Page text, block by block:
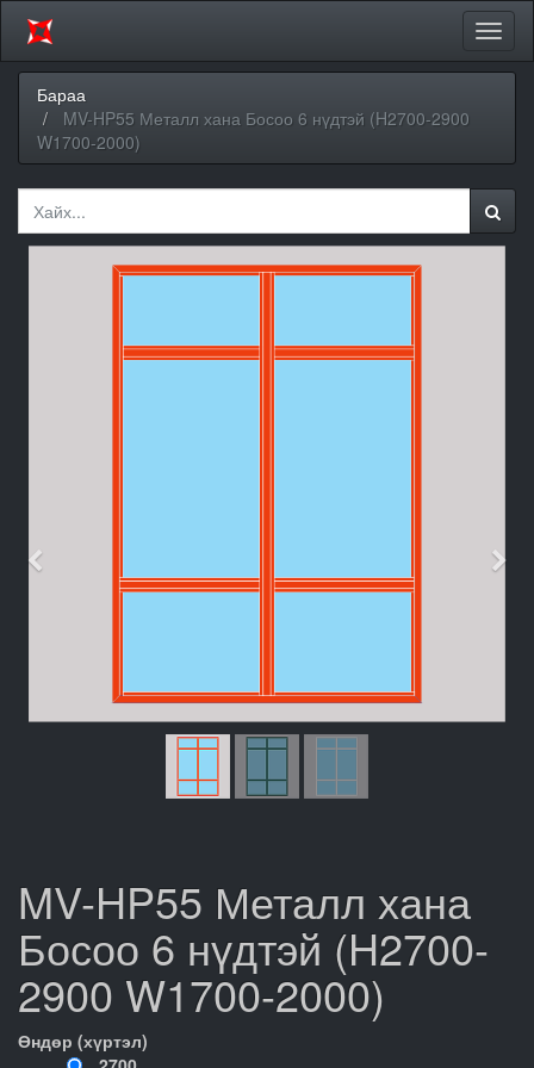
Бараа
MV-HP55 Металл хана Босоо 6 нүдтэй (H2700-2900
W1700-2000)
MV-HP55 Металл хана
Босоо 6 нүдтэй (H2700-
2900 W1700-2000)
Өндөр (хүртэл)